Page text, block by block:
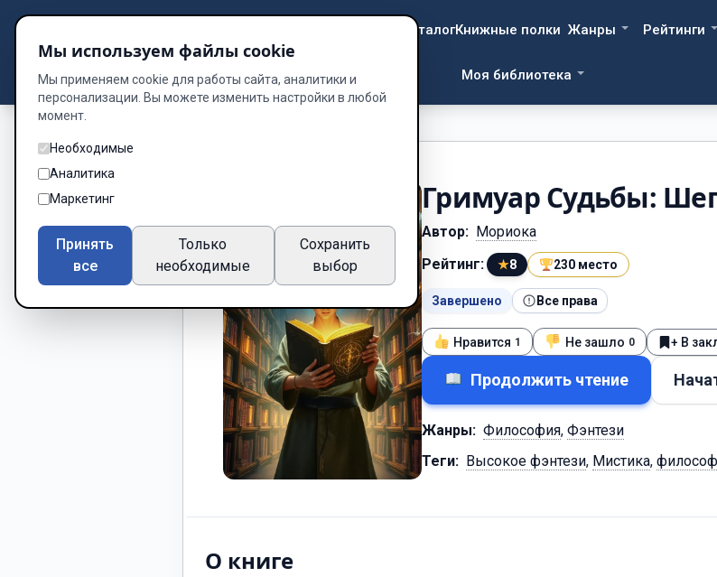
DzenWay Библиотека
КаталогКнижные полки Жанры Рейтинги
Моя библиотека
Гримуар Судьбы:
Автор: Мориока
Рейтинг:
★8 230 место
Завершено Все права
Нравится 1 Не зашло 0 + В
Продолжить чтение
Жанры: Философия, Фэнтези
Теги: Высокое фэнтези, Мистика,
О книге
Мы используем файлы cookie
Мы применяем cookie для работы сайта, аналитики и
персонализации. Вы можете изменить настройки в любой
момент.
Необходимые
Аналитика
Маркетинг
Принять
все
Только
необходимые
Сохранить
выбор